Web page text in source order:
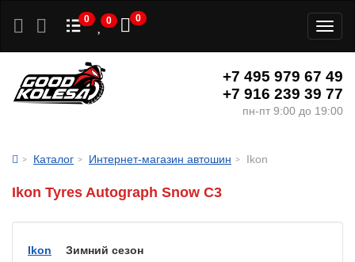
0 0 0
+7 495 979 67 49
+7 916 239 39 77
пн-пт 9:00 до 19:00
Каталог Интернет-магазин автошин Ikon
Ikon Tyres Autograph Snow C3
Ikon
Зимний сезон